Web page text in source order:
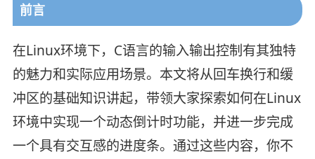
前言
在Linux环境下，C语言的输入输出控制有其独特
的魅力和实际应用场景。本文将从回车换行和缓
冲区的基础知识讲起，带领大家探索如何在Linux
环境中实现一个动态倒计时功能，并进一步完成
一个具有交互感的进度条。通过这些内容，你不